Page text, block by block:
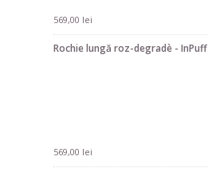
569,00 lei
Rochie lungă roz-degradè - InPuff
569,00 lei